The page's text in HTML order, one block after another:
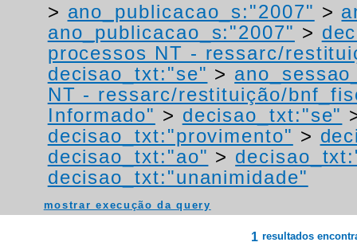
> ano_publicacao_s:"2007" >
ano_publicacao_s:"2007" >
processos NT - ressarc/
decisao_txt:"se" >
NT - ressarc/restituição/
Informado" > decisao_txt:"se"
decisao_txt:"provimento" >
decisao_txt:"ao" >
decisao_txt:"unanimidade"
mostrar execução da query
1 resultados